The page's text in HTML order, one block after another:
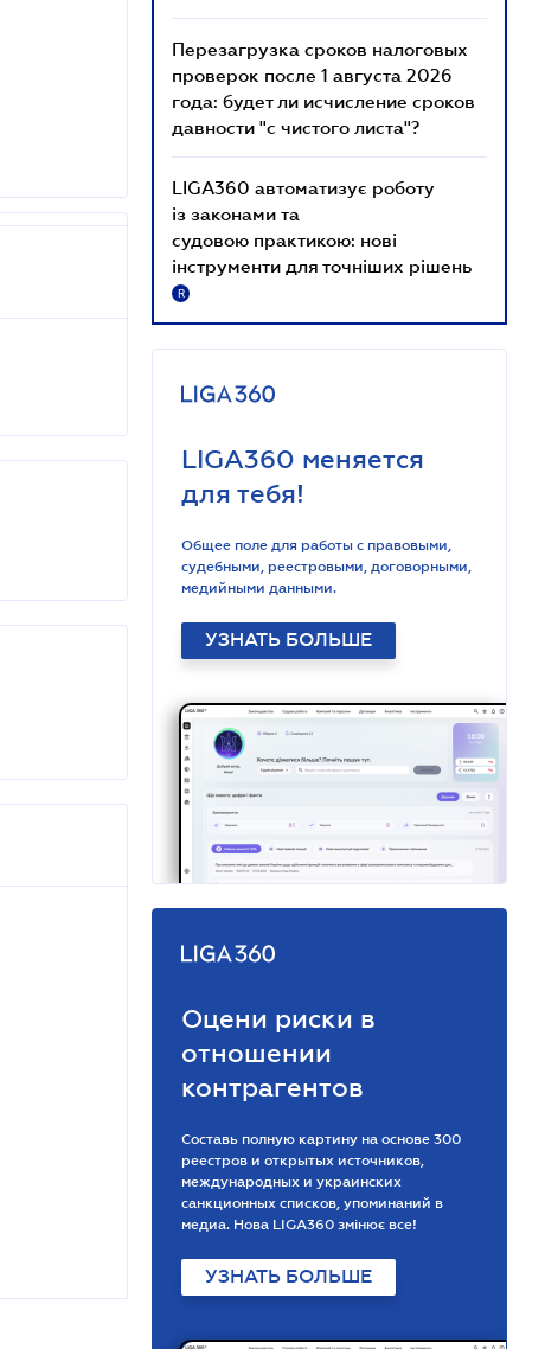
Перезагрузка сроков налоговых
проверок после 1 августа 2026
года: будет ли исчисление сроков
давности "с чистого листа"?
LIGA360 автоматизує роботу
із законами та
судовою практикою: нові
інструменти для точніших рішень
R
LIGA360 меняется
для тебя!
Общее поле для работы с правовыми,
судебными, реестровыми, договорными,
медийными данными.
УЗНАТЬ БОЛЬШЕ
Оцени риски в
отношении
контрагентов
Составь полную картину на основе 300
реестров и открытых источников,
международных и украинских
санкционных списков, упоминаний в
медиа. Нова LIGA360 змінює все!
УЗНАТЬ БОЛЬШЕ